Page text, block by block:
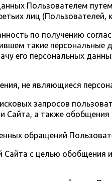
Пользователем
лиц
по получению
такие
его персональных
не являющиеся
запросов
Сайта, а также
обращений
с целью обобщения